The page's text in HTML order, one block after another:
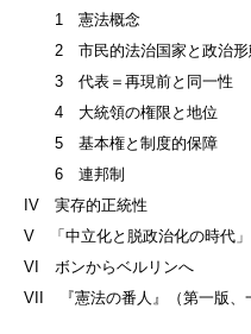
1 憲法概念
2 市民的法治国家と政治形
3 代表＝再現前と同一性
4 大統領の権限と地位
5 基本権と制度的保障
6 連邦制
IV 実存的正統性
V 「中立化と脱政治化の時代」
VI ボンからベルリンへ
VII 『憲法の番人』（第一版、